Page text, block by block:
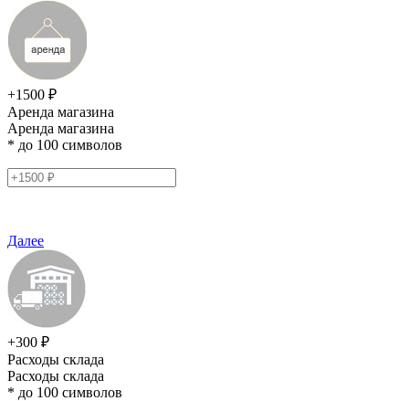
+1500 ₽
Аренда магазина
Аренда магазина
* до 100 символов
Далее
+300 ₽
Расходы склада
Расходы склада
* до 100 символов